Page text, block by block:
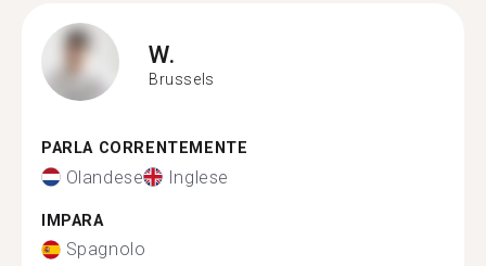
W.
Brussels
PARLA CORRENTEMENTE
Olandese Inglese
IMPARA
Spagnolo